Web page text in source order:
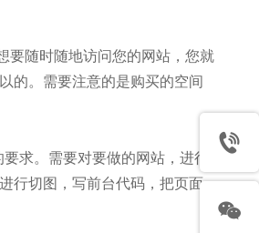
要随时随地访问您的网站，您就
的。需要注意的是购买的空间
求。需要对要做的网站，进行
行切图，写前台代码，把页面